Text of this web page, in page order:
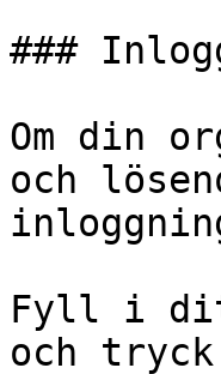
###
Om din
och
Fyll i ditt
och